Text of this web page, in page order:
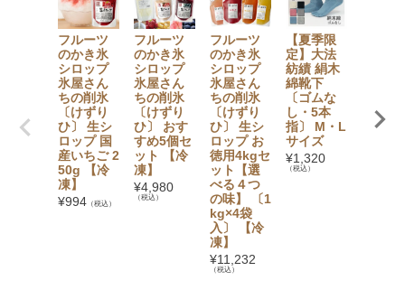
フルーツ
のかき氷
シロップ
氷屋さん
ちの削氷
〔けずり
ひ〕 生シ
ロップ 国
産いちご 2
50g 【冷
凍】
¥994 （税込）
フルーツ
のかき氷
シロップ
氷屋さん
ちの削氷
〔けずり
ひ〕 おす
すめ5個セ
ット 【冷
凍】
¥4,980
（税込）
フルーツ
のかき氷
シロップ
氷屋さん
ちの削氷
〔けずり
ひ〕 生シ
ロップ お
徳用4kgセ
ット【選
べる４つ
の味】 〔1
kg×4袋
入〕 【冷
凍】
¥11,232
（税込）
【夏季限
定】大法
紡績 絹木
綿靴下
〔ゴムな
し・5本
指〕 M・L
サイズ
¥1,320
（税込）
プ6本
ト（い